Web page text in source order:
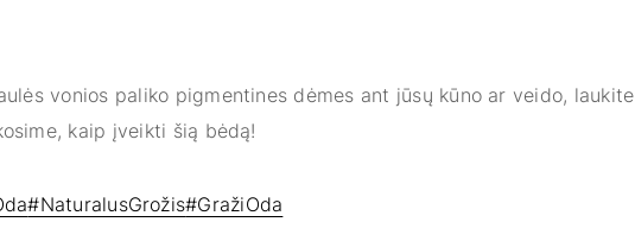
vonios paliko pigmentines dėmes ant jūsų kūno ar veido, laukite
kaip įveikti šią bėdą!
#NaturalusGrožis#GražiOda